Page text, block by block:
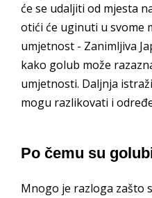
će se udaljiti od mjesta
otići će uginuti u svome
umjetnost - Zanimljiva
kako golub može
umjetnosti. Daljnja
mogu razlikovati i
Po čemu su
Mnogo je razloga zašto